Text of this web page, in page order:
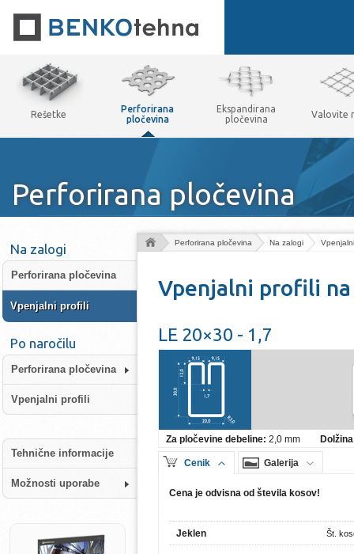
Rešetke
Perforirana
pločevina
Ekspandirana
pločevina
Valovite
Perforirana pločevina
Perforirana pločevina Na zalogi
Vpenjalni profili
LE 20×30 - 1,7
Za pločevine debeline: 2,0 mm
Cenik Galerija
Cena je odvisna od števila kosov!
Jeklen Št.
Na zalogi
Perforirana pločevina
Vpenjalni profili
Po naročilu
Perforirana pločevina
Vpenjalni profili
Tehnične informacije
Možnosti uporabe